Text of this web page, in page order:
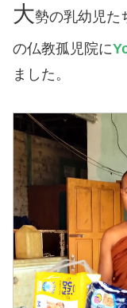
大勢の乳幼児た
の仏教孤児院に
ました。